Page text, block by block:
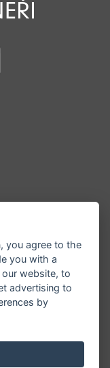
serveru
si právo
you agree to the
you with a
website, to
advertising to
by